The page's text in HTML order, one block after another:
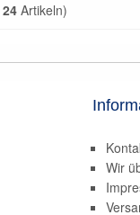
24 Artikeln)
Wir